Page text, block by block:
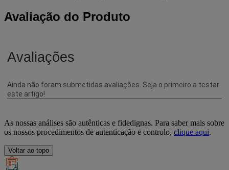
Avaliação do Produto
As nossas análises são autênticas e fidedignas. Para saber mais sobre
os nossos procedimentos de autenticação e controlo, clique aqui.
Voltar ao topo